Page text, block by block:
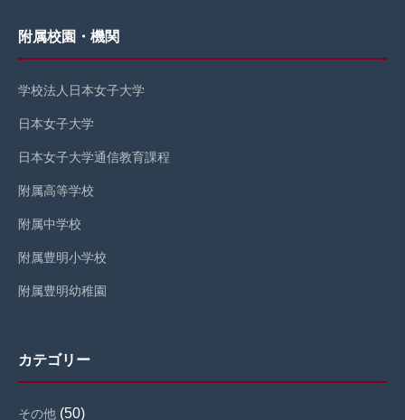
附属校園・機関
学校法人日本女子大学
日本女子大学
日本女子大学通信教育課程
附属高等学校
附属中学校
附属豊明小学校
附属豊明幼稚園
カテゴリー
その他 (50)